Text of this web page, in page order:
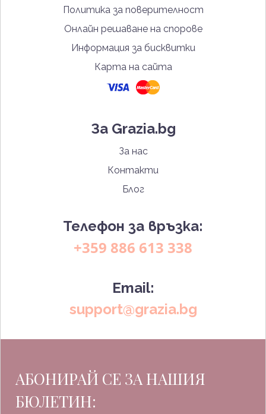
Политика за поверителност
Онлайн решаване на спорове
Информация за бисквитки
Карта на сайта
За Grazia.bg
За нас
Контакти
Блог
Телефон за връзка:
+359 886 613 338
Email:
support@grazia.bg
АБОНИРАЙ СЕ ЗА НАШИЯ
БЮЛЕТИН: